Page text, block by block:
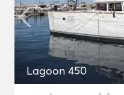
Lagoon 450